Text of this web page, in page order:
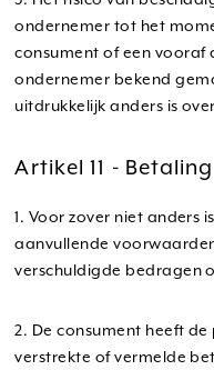
ondernemer tot het
consument of een vooraf
ondernemer bekend
uitdrukkelijk anders is
Artikel 11 - Betaling
1. Voor zover niet anders
aanvullende
verschuldigde bedragen
2. De consument heeft
verstrekte of vermelde